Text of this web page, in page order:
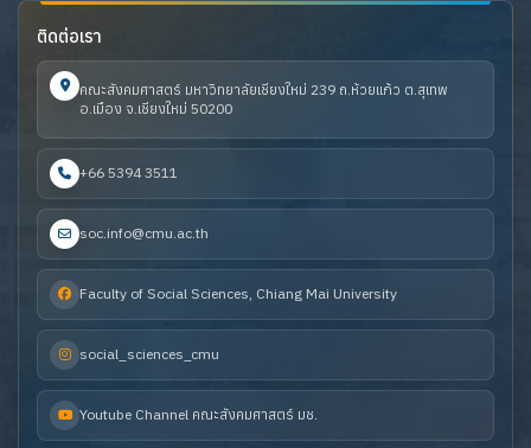
ติดต่อเรา
คณะสังคมศาสตร์ มหาวิทยาลัยเชียงใหม่ 239 ถ.ห้วยแก้ว ต.สุเทพ
อ.เมือง จ.เชียงใหม่ 50200
+66 5394 3511
soc.info@cmu.ac.th
Faculty of Social Sciences, Chiang Mai University
social_sciences_cmu
Youtube Channel คณะสังคมศาสตร์ มช.